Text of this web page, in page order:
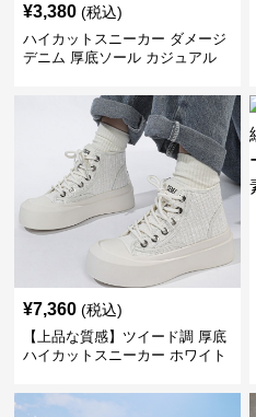
¥3,380 (税込)
ハイカットスニーカー ダメージ
デニム 厚底ソール カジュアル
かわいい 学校 日常使い 履きや
¥7,360 (税込)
【上品な質感】ツイード調 厚底
ハイカットスニーカー ホワイト
ビ クラシック